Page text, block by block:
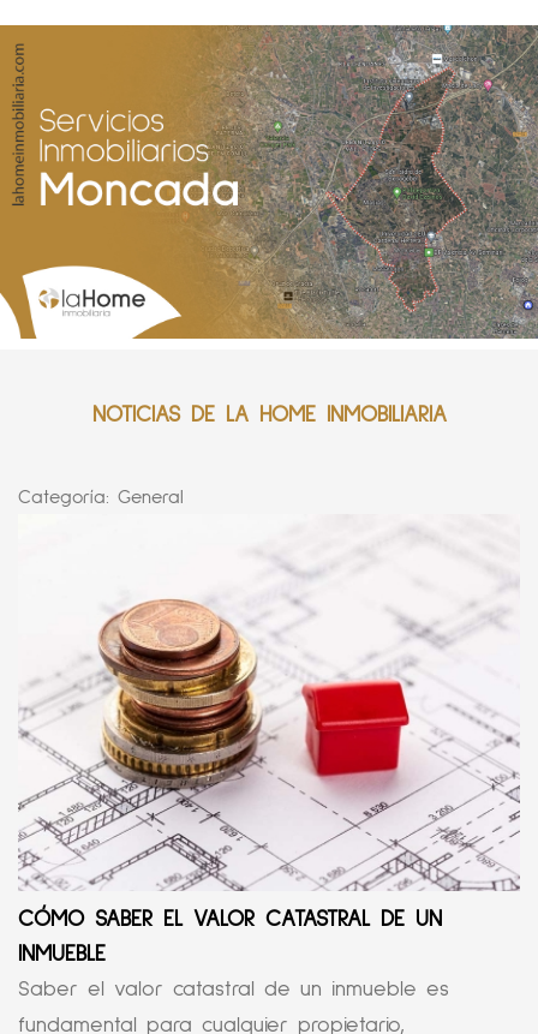
NOTICIAS DE LA HOME INMOBILIARIA
Categoría: General
CÓMO SABER EL VALOR CATASTRAL DE UN
INMUEBLE
Saber el valor catastral de un inmueble es
fundamental para cualquier propietario,